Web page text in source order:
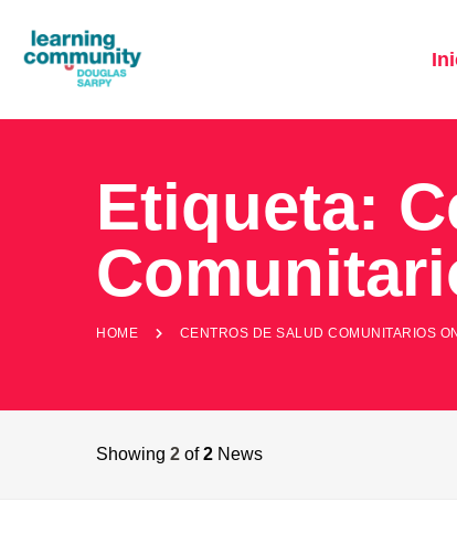
Etiqueta:
HOME CENTROS DE SALUD COMUNITARIOS
Showing 2 of2 News